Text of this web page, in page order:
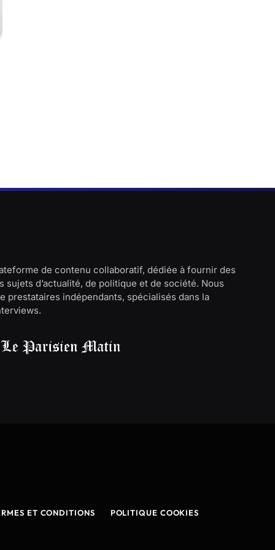
de contenu collaboratif, dédiée à fournir des
sujets d’actualité, de politique et de société. Nous
prestataires indépendants, spécialisés dans la
ET CONDITIONS POLITIQUE COOKIES